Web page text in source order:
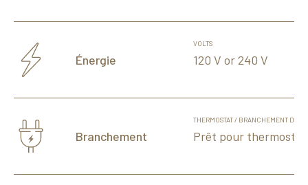
Énergie
VOLTS
120 V or 240 V
Branchement
THERMOSTAT / BRANCHEMENT
Prêt pour